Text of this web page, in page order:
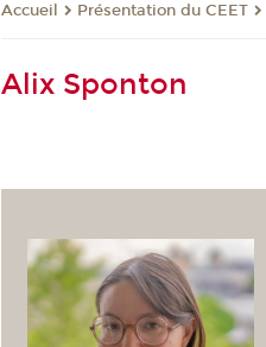
Accueil Présentation du CEET
Alix Sponton